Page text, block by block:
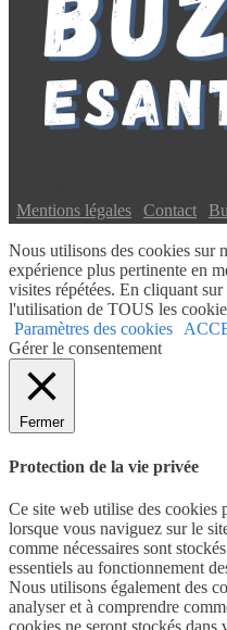
Mentions légales Contact
Nous utilisons des cookies sur
expérience plus pertinente en
visites répétées. En cliquant
l'utilisation de TOUS les
Paramètres des cookies
Gérer le consentement
Fermer
Protection de la vie privée
Ce site web utilise des cookies
lorsque vous naviguez sur le
comme nécessaires sont
essentiels au fonctionnement
Nous utilisons également des
analyser et à comprendre
cookies ne seront stockés